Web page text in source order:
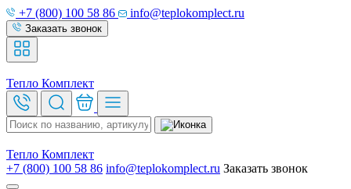
+7 (800) 100 58 86 info@teplokomplect.ru
Заказать звонок
Тепло Комплект
Тепло Комплект
+7 (800) 100 58 86 info@teplokomplect.ru Заказать звонок